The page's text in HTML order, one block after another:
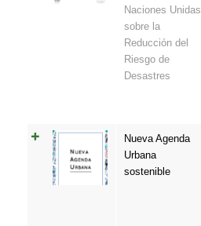
Naciones Unidas
sobre la
Reducción del
Riesgo de
Desastres
Nueva Agenda
Urbana
sostenible